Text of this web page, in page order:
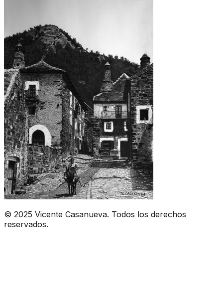
© 2025 Vicente Casanueva. Todos los derechos
reservados.